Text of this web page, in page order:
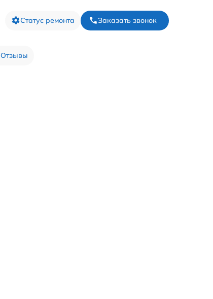
Статус ремонта Заказать звонок
Отзывы